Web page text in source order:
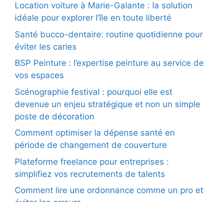
Location voiture à Marie-Galante : la solution
idéale pour explorer l’île en toute liberté
Santé bucco-dentaire: routine quotidienne pour
éviter les caries
BSP Peinture : l’expertise peinture au service de
vos espaces
Scénographie festival : pourquoi elle est
devenue un enjeu stratégique et non un simple
poste de décoration
Comment optimiser la dépense santé en
période de changement de couverture
Plateforme freelance pour entreprises :
simplifiez vos recrutements de talents
Comment lire une ordonnance comme un pro et